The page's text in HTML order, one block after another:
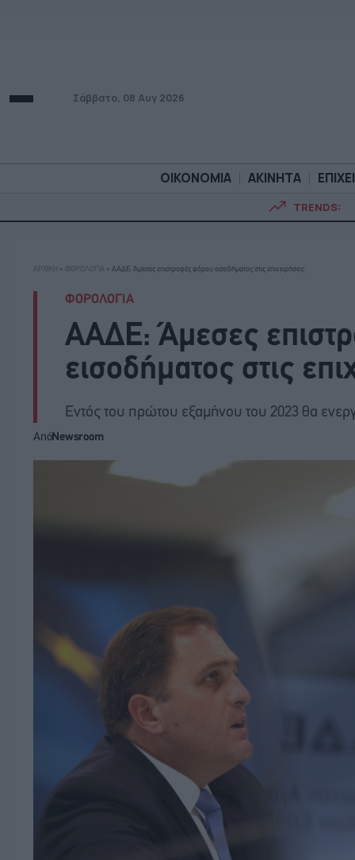
Σάββατο, 08 Αυγ 2026
ΟΙΚΟΝΟΜΙΑ ΑΚΙΝΗΤΑ
TRENDS:
ΟΙΚΟΝΟΜΙΑ
ΑΡΧΙΚΗ » ΦΟΡΟΛΟΓΙΑ » ΑΑΔΕ: Άμεσες επιστροφές φόρου εισοδήματος στις επιχειρήσεις
ΦΟΡΟΛΟΓΙΑ
ΑΑΔΕ: Άμεσες
εισοδήματος στις
Εντός του πρώτου εξαμήνου του 2023 θα
ΑπόNewsroom